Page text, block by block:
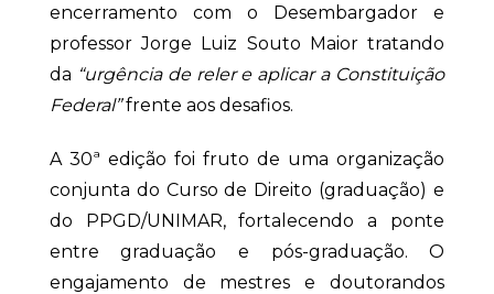
encerramento com o Desembargador e
professor Jorge Luiz Souto Maior tratando
da “urgência de reler e aplicar a Constituição
Federal”frente aos desafios.
A 30ª edição foi fruto de uma organização
conjunta do Curso de Direito (graduação) e
do PPGD/UNIMAR, fortalecendo a ponte
entre graduação e pós-graduação. O
engajamento de mestres e doutorandos